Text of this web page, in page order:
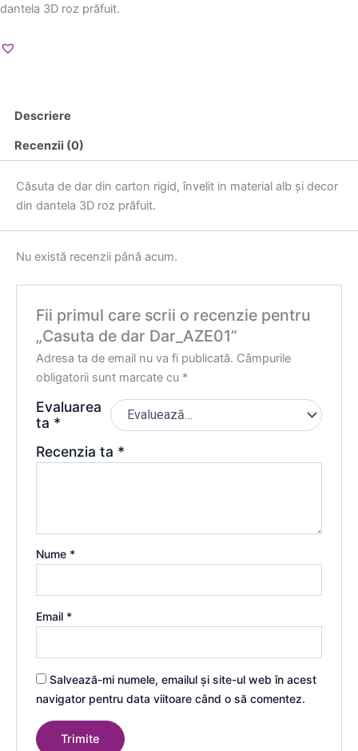
dantela 3D roz prăfuit.
Descriere
Recenzii (0)
Căsuta de dar din carton rigid, învelit in material alb și decor
din dantela 3D roz prăfuit.
Nu există recenzii până acum.
Fii primul care scrii o recenzie pentru
„Casuta de dar Dar_AZE01”
Adresa ta de email nu va fi publicată. Câmpurile
obligatorii sunt marcate cu *
Evaluarea
ta *
Recenzia ta *
Nume *
Email *
Salvează-mi numele, emailul și site-ul web în acest
navigator pentru data viitoare când o să comentez.